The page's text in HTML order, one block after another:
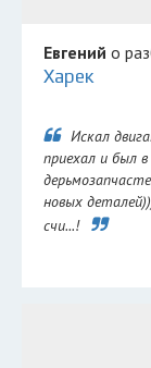
Евгений о
Харек
Искал
приехал и был
новых
счи...!